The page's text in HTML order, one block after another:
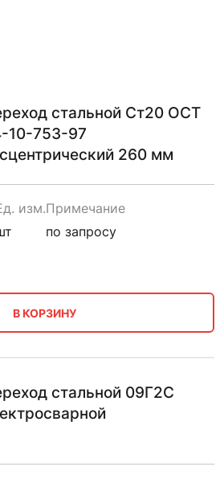
стальной Ст20 ОСТ
10-753-97
260 мм
изм.Примечание
по запросу
В КОРЗИНУ
стальной 09Г2С